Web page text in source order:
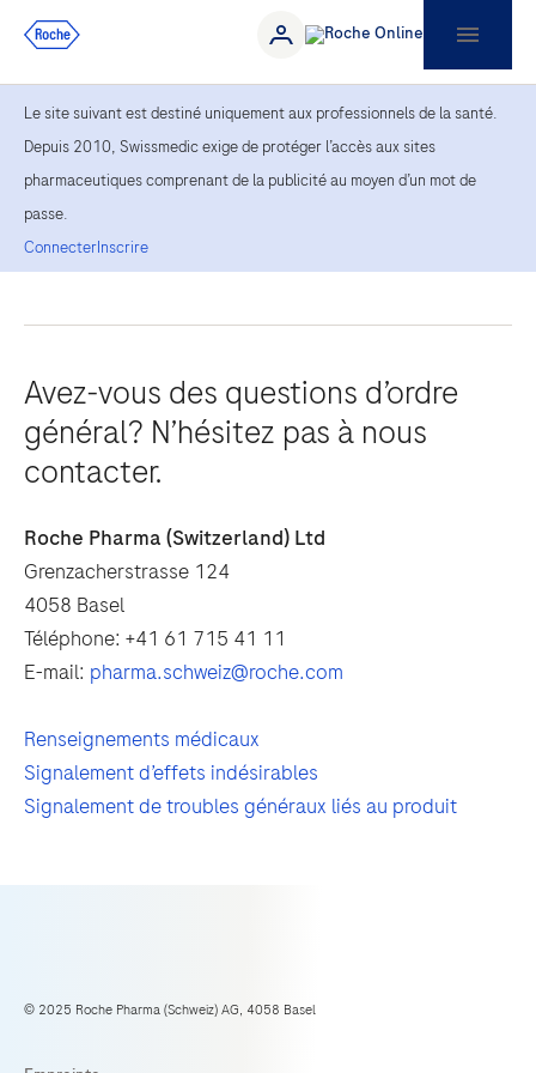
Le site suivant est destiné uniquement aux professionnels de la santé.
Depuis 2010, Swissmedic exige de protéger l’accès aux sites
pharmaceutiques comprenant de la publicité au moyen d’un mot de
passe.
ConnecterInscrire
Avez-vous des questions d’ordre
général? N’hésitez pas à nous
contacter.
Roche Pharma (Switzerland) Ltd
Grenzacherstrasse 124
4058 Basel
Téléphone: +41 61 715 41 11
E-mail: pharma.schweiz@roche.com
Renseignements médicaux
Signalement d’effets indésirables
Signalement de troubles généraux liés au produit
© 2025 Roche Pharma (Schweiz) AG, 4058 Basel